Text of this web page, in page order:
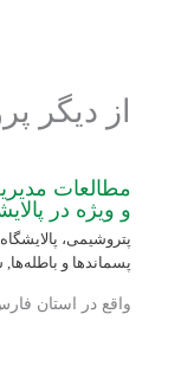
از دیگر
مطالعات
و ویژه در
پتروشیمی،
پسماندها و باطله‌ها,
واقع در استان